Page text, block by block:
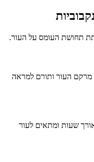
תחושת העומס על העור.
מרקם העור ותורם למראה
שעות ומתאים לעור